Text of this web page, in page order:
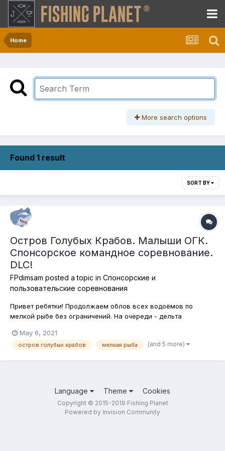
Home
More search options
Found 1 result
SORT BY
Остров Голубых Крабов. Малыши ОГК.
Спонсорское командное соревнование.
DLC!
FPdimsam posted a topic in Спонсорские и
пользовательские соревнования
Привет ребятки! Продолжаем облов всех водоёмов по
мелкой рыбе без ограничений. На очереди - дельта
рыбы, которую в сегодняшнем соревновании можно ловить
любыми способами, на любые снасти и наживки. Кроме
May 6, 2021
остров голубых крабов мелкая рыба (and 5 more)
Language Theme Cookies
Copyright © 2015-2019 Fishing Planet
Powered by Invision Community